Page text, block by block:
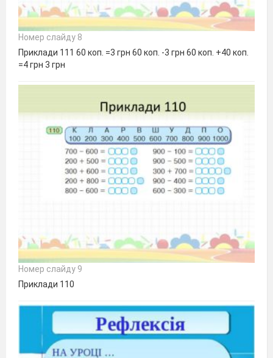
Номер слайду 8
Приклади 111 60 коп. =3 грн 60 коп. -3 грн 60 коп. +40 коп.
=4 грн 3 грн
Номер слайду 9
Приклади 110